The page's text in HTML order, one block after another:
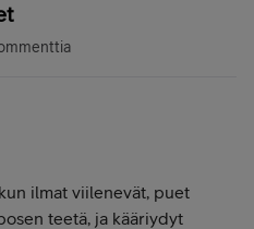
ilmat viilenevät, puet
teetä, ja kääriydyt